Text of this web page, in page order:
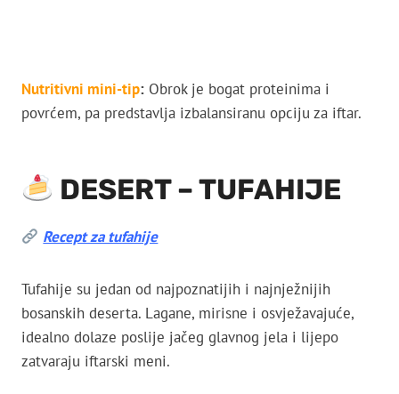
Nutritivni mini-tip: Obrok je bogat proteinima i
povrćem, pa predstavlja izbalansiranu opciju za iftar.
DESERT – TUFAHIJE
Recept za tufahije
Tufahije su jedan od najpoznatijih i najnježnijih
bosanskih deserta. Lagane, mirisne i osvježavajuće,
idealno dolaze poslije jačeg glavnog jela i lijepo
zatvaraju iftarski meni.